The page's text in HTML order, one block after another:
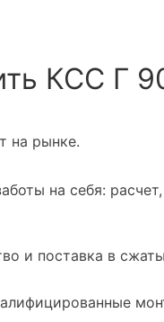
КСС Г
на рынке.
на себя:
и поставка в